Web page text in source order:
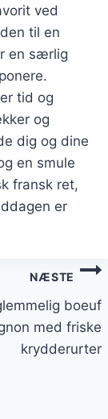
ved
til en
en særlig
tid og
og
dig og dine
en smule
fransk ret,
er
NÆSTE
boeuf
med friske
krydderurter